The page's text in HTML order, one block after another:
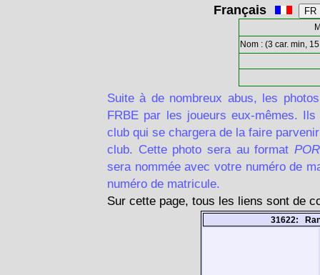
Français
Nom : (3 car. min,
Suite à de nombreux abus, les
FRBE par les joueurs eux-mêmes.
club qui se chargera de la faire
club. Cette photo sera au format
sera nommée avec votre numéro de
numéro de matricule.
Sur cette page, tous les liens sont de
31622: